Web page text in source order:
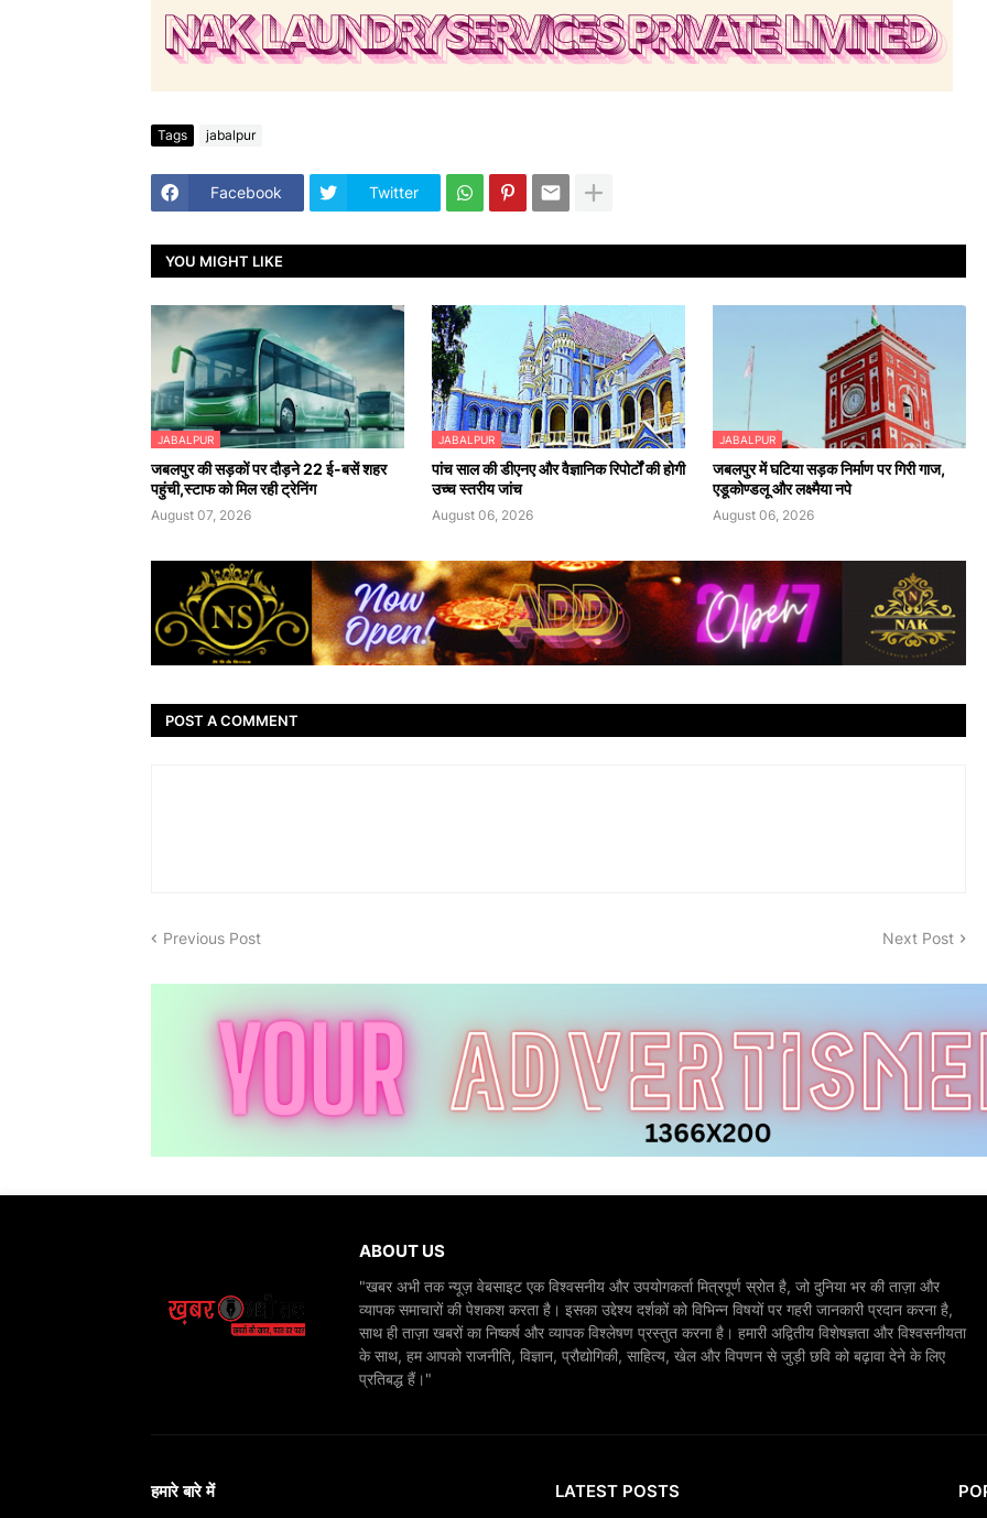
Tags jabalpur
Facebook Twitter
YOU MIGHT LIKE
JABALPUR
जबलपुर की सड़कों पर दौड़ने 22 ई-बसें शहर
पहुंची,स्टाफ को मिल रही ट्रेनिंग
August 07, 2026
JABALPUR
पांच साल की डीएनए और वैज्ञानिक रिपोर्टों की होगी
उच्च स्तरीय जांच
August 06, 2026
JABALPUR
जबलपुर में घटिया सड़क निर्माण पर गिरी गाज,
एडूकोण्डलू और लक्ष्मैया नपे
August 06, 2026
POST A COMMENT
Previous Post Next Post
ABOUT US
"खबर अभी तक न्यूज़ वेबसाइट एक विश्वसनीय और उपयोगकर्ता मित्रपूर्ण स्रोत है, जो दुनिया भर की ताज़ा और
व्यापक समाचारों की पेशकश करता है। इसका उद्देश्य दर्शकों को विभिन्न विषयों पर गहरी जानकारी प्रदान करना है,
साथ ही ताज़ा खबरों का निष्कर्ष और व्यापक विश्लेषण प्रस्तुत करना है। हमारी अद्वितीय विशेषज्ञता और विश्वसनीयता
के साथ, हम आपको राजनीति, विज्ञान, प्रौद्योगिकी, साहित्य, खेल और विपणन से जुड़ी छवि को बढ़ावा देने के लिए
प्रतिबद्ध हैं।"
हमारे बारे में LATEST POSTS